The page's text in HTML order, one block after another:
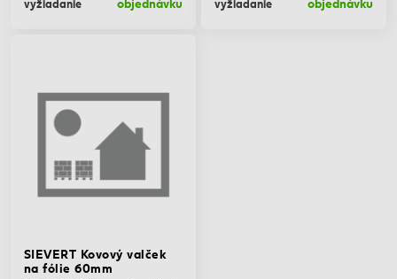
SIEVERT Kovový valček
na fólie 60mm